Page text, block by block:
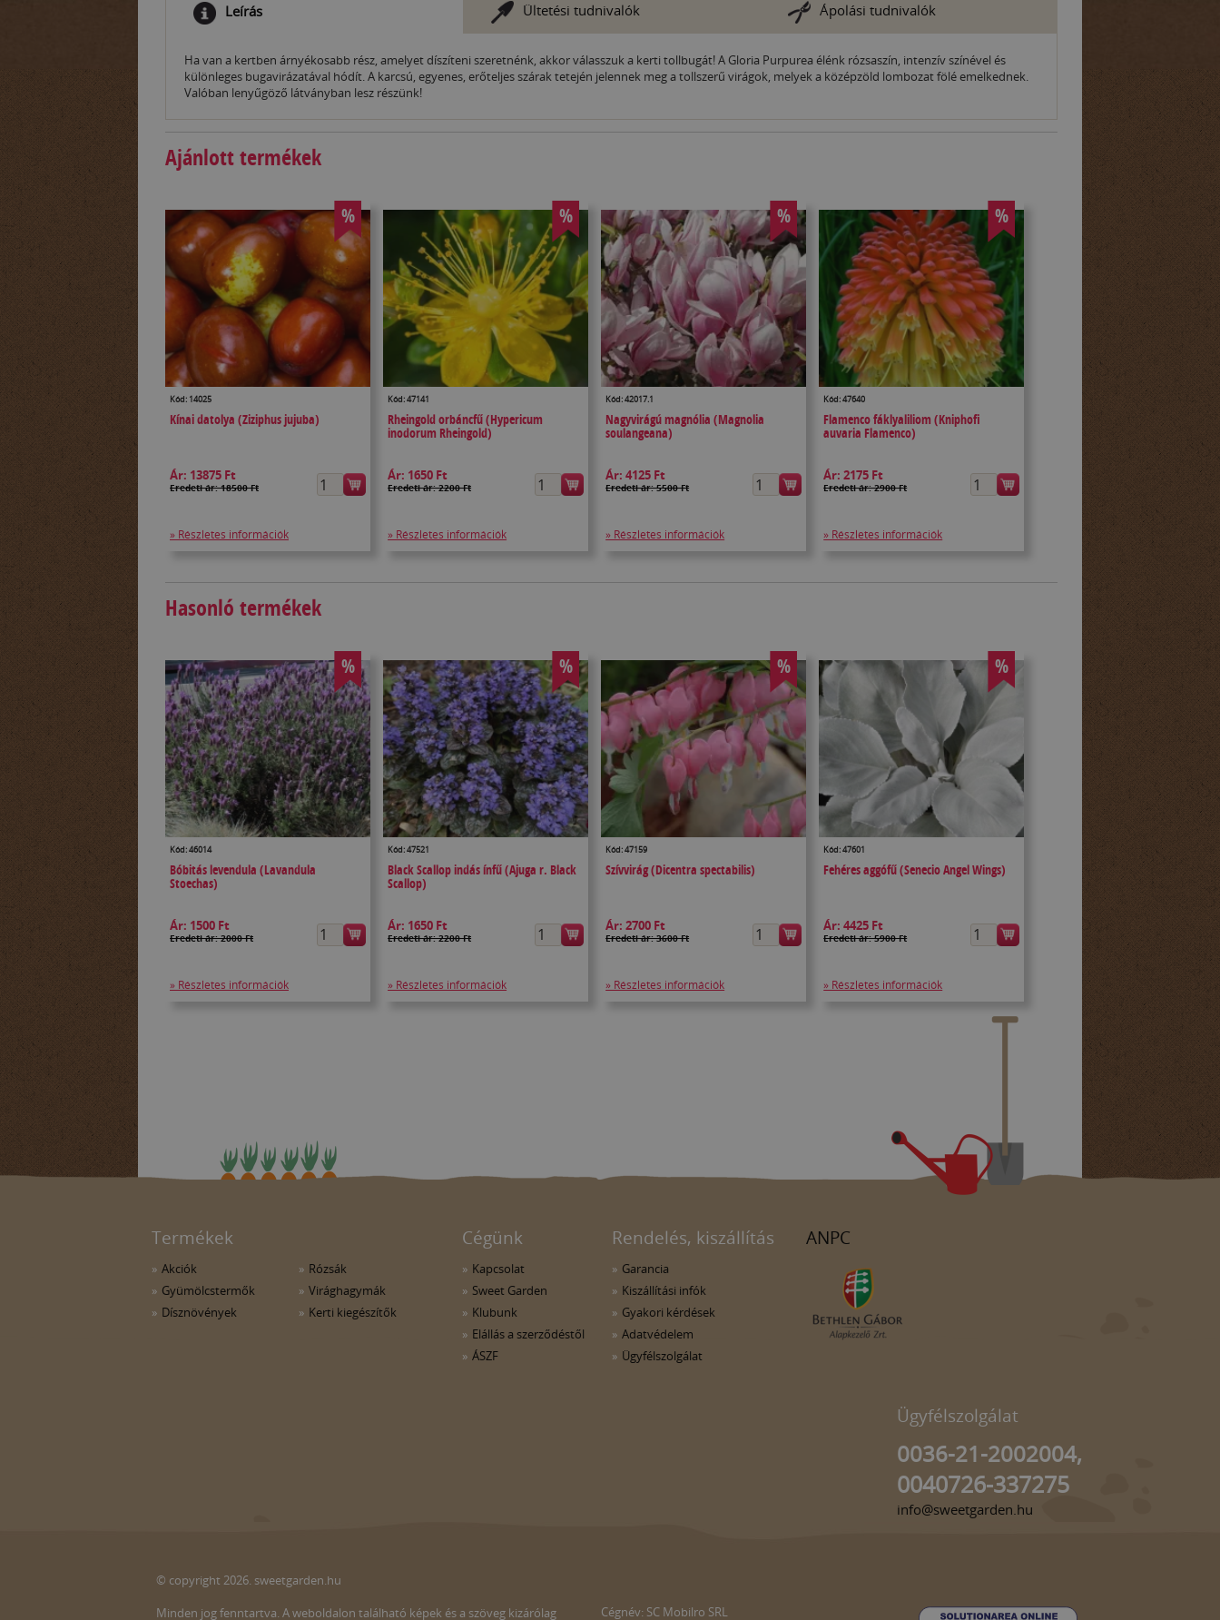
Leírás Ültetési tudnivalók Ápolási tudnivalók
Ha van a kertben árnyékosabb rész, amelyet díszíteni szeretnénk, akkor válasszuk a kerti tollbugát! A Gloria Purpurea élénk rózsaszín, intenzív színével és
különleges bugavirázatával hódít. A karcsú, egyenes, erőteljes szárak tetején jelennek meg a tollszerű virágok, melyek a középzöld lombozat fölé emelkednek.
Valóban lenyűgöző látványban lesz részünk!
Ajánlott termékek
%
Kód: 14025
Kínai datolya (Ziziphus jujuba)
Ár: 13875 Ft
Eredeti ár: 18500 Ft
» Részletes információk
%
Kód: 47141
Rheingold orbáncfű (Hypericum
inodorum Rheingold)
Ár: 1650 Ft
Eredeti ár: 2200 Ft
» Részletes információk
%
Kód: 42017.1
Nagyvirágú magnólia (Magnolia
soulangeana)
Ár:4125 Ft
Eredeti ár: 5500 Ft
» Részletes információk
%
Kód: 47640
Flamenco fáklyaliliom (Kniphofi
auvaria Flamenco)
Ár:2175 Ft
Eredeti ár: 2900 Ft
» Részletes információk
Hasonló termékek
%
Kód: 46014
Bóbitás levendula (Lavandula
Stoechas)
Ár: 1500 Ft
Eredeti ár: 2000 Ft
» Részletes információk
%
Kód: 47521
Black Scallop indás ínfű (Ajuga r. Black
Scallop)
Ár: 1650 Ft
Eredeti ár: 2200 Ft
» Részletes információk
%
Kód: 47159
Szívvirág (Dicentra spectabilis)
Ár:2700 Ft
Eredeti ár: 3600 Ft
» Részletes információk
%
Kód: 47601
Fehéres aggófű (Senecio Angel Wings)
Ár:4425 Ft
Eredeti ár: 5900 Ft
» Részletes információk
Termékek
Akciók
Gyümölcstermők
Dísznövények
Rózsák
Virághagymák
Kerti kiegészítők
Cégünk
Kapcsolat
Sweet Garden
Klubunk
Elállás a szerződéstől
ÁSZF
Rendelés, kiszállítás
Garancia
Kiszállítási infók
Gyakori kérdések
Adatvédelem
Ügyfélszolgálat
ANPC
Ügyfélszolgálat
0036-21-2002004,
0040726-337275
info@sweetgarden.hu
© copyright 2026. sweetgarden.hu
Minden jog fenntartva. A weboldalon található képek és a szöveg kizárólag
Cégnév: SC Mobilro SRL